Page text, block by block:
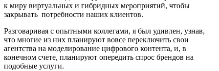
к миру виртуальных и гибридных мероприятий, чтобы
закрывать потребности наших клиентов.
Разговаривая с опытными коллегами, я был удивлен, узнав,
что многие из них планируют вовсе переключить свои
агентства на моделирование цифрового контента, и, в
конечном счете, планируют опередить спрос брендов на
подобные услуги.